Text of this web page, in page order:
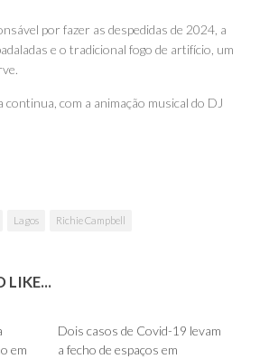
por fazer as despedidas de 2024, a
e o tradicional fogo de artifício, um
continua, com a animação musical do DJ
Lagos Richie Campbell
LIKE...
em
Dois casos de Covid-19 levam
a fecho de espaços em